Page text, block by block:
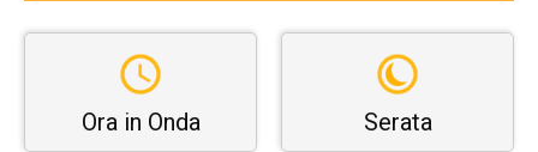
Ora in Onda Serata